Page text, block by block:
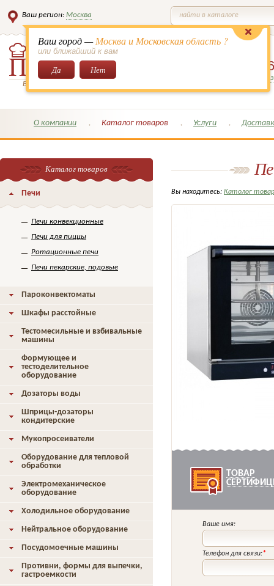
Ваш регион: Москва
Ваш город —Москва и Московская область ?
или ближайший к вам
Да Нет
найти в каталоге
Всё для кондитеров и поваров!
649-
Заказать обратный
О компании Каталог товаров Услуги
Вы находитесь: Католог
ТОВАР
Ваше имя:
Телефон для связи:*
Каталог товаров
Печи
Печи конвекционные
Печи для пиццы
Ротационные печи
Печи пекарские, подовые
Пароконвектоматы
Шкафы расстойные
Тестомесильные и взбивальные
машины
Формующее и
тестоделительное
оборудование
Дозаторы воды
Шприцы-дозаторы
кондитерские
Мукопросеиватели
Оборудование для тепловой
обработки
Электромеханическое
оборудование
Холодильное оборудование
Нейтральное оборудование
Посудомоечные машины
Противни, формы для выпечки,
гастроемкости